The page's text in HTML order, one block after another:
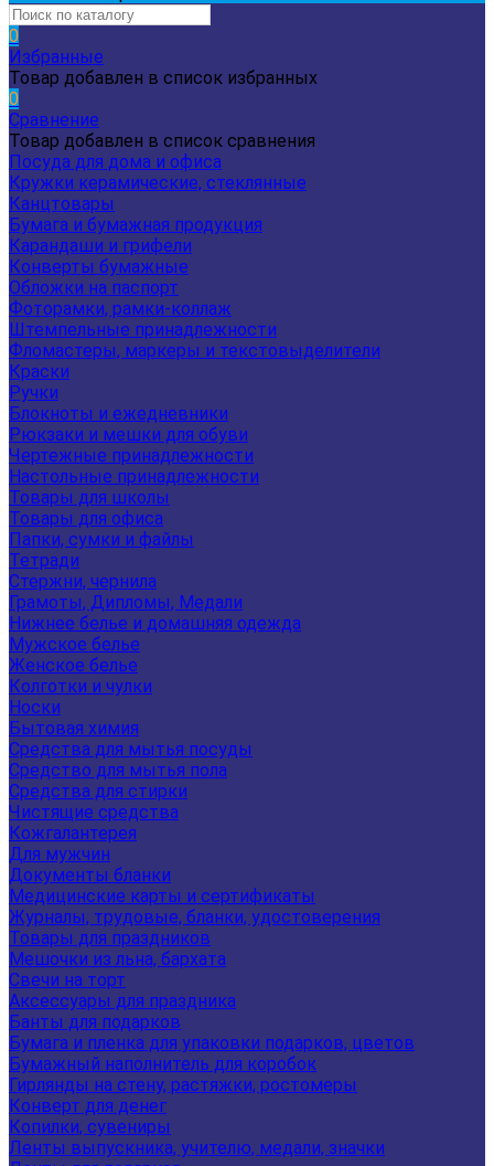
0
Избранные
Товар добавлен в список избранных
0
Сравнение
Товар добавлен в список сравнения
Посуда для дома и офиса
Кружки керамические, стеклянные
Канцтовары
Бумага и бумажная продукция
Карандаши и грифели
Конверты бумажные
Обложки на паспорт
Фоторамки, рамки-коллаж
Штемпельные принадлежности
Фломастеры, маркеры и текстовыделители
Краски
Ручки
Блокноты и ежедневники
Рюкзаки и мешки для обуви
Чертежные принадлежности
Настольные принадлежности
Товары для школы
Товары для офиса
Папки, сумки и файлы
Тетради
Стержни, чернила
Грамоты, Дипломы, Медали
Нижнее белье и домашняя одежда
Мужское белье
Женское белье
Колготки и чулки
Носки
Бытовая химия
Средства для мытья посуды
Средство для мытья пола
Средства для стирки
Чистящие средства
Кожгалантерея
Для мужчин
Документы бланки
Медицинские карты и сертификаты
Журналы, трудовые, бланки, удостоверения
Товары для праздников
Мешочки из льна, бархата
Свечи на торт
Аксессуары для праздника
Банты для подарков
Бумага и пленка для упаковки подарков, цветов
Бумажный наполнитель для коробок
Гирлянды на стену, растяжки, ростомеры
Конверт для денег
Копилки, сувениры
Ленты выпускника, учителю, медали, значки